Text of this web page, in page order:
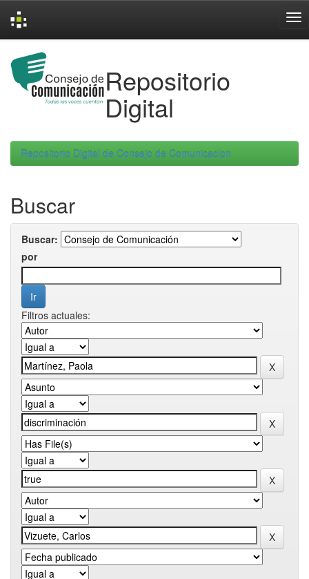
navigation
Repositorio
Digital
Repositorio Digital de Consejo de Comunicacion
Buscar
Buscar:
por
Filtros actuales: